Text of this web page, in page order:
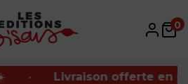
Livraison offerte en point
• Livraison offerte en point
0